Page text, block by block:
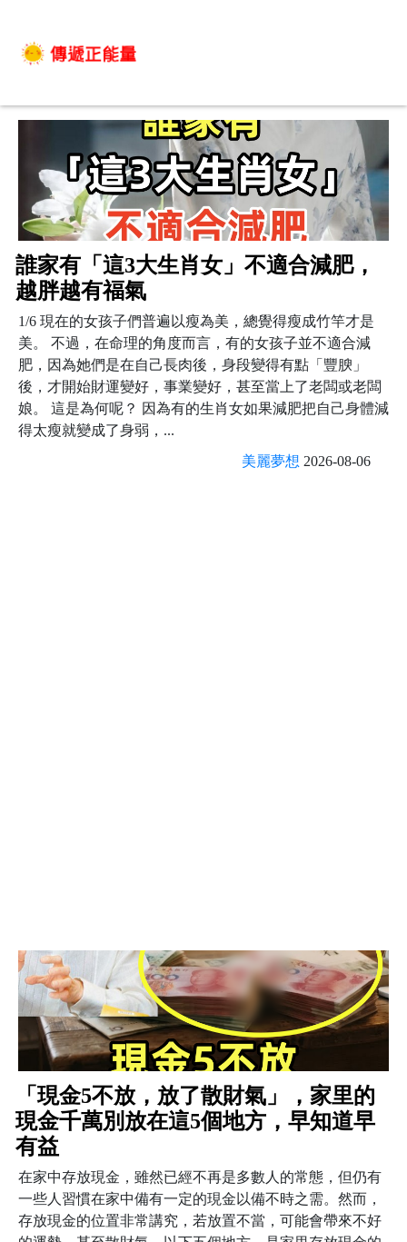
誰家有「這3大生肖女」不適合減肥，
越胖越有福氣
1/6 現在的女孩子們普遍以瘦為美，總覺得瘦成竹竿才是
美。 不過，在命理的角度而言，有的女孩子並不適合減
肥，因為她們是在自己長肉後，身段變得有點「豐腴」
後，才開始財運變好，事業變好，甚至當上了老闆或老闆
娘。 這是為何呢？ 因為有的生肖女如果減肥把自己身體減
得太瘦就變成了身弱，...
美麗夢想 2026-08-06
「現金5不放，放了散財氣」，家里的
現金千萬別放在這5個地方，早知道早
有益
在家中存放現金，雖然已經不再是多數人的常態，但仍有
一些人習慣在家中備有一定的現金以備不時之需。然而，
存放現金的位置非常講究，若放置不當，可能會帶來不好